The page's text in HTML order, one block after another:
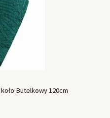
Butelkowy 120cm